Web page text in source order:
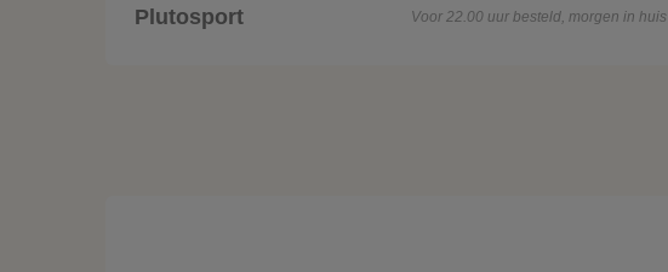
Plutosport Voor 22.00 uur besteld, morgen in huis